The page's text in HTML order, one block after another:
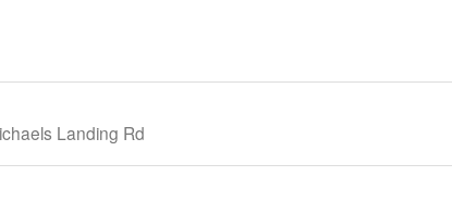
Landing Rd